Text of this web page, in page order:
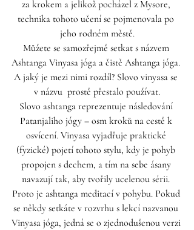
za krokem a jelikož pocházel z Mysore,
technika tohoto učení se pojmenovala po
jeho rodném městě.
Můžete se samozřejmě setkat s názvem
Ashtanga Vinyasa jóga a čistě Ashtanga jóga.
A jaký je mezi nimi rozdíl? Slovo vinyasa se
v názvu  prostě přestalo používat.
Slovo ashtanga reprezentuje následování
Patanjaliho jógy – osm kroků na cestě k
osvícení. Vinyasa vyjadřuje praktické
(fyzické) pojetí tohoto stylu, kdy je pohyb
propojen s dechem, a tím na sebe ásany
navazují tak, aby tvořily ucelenou sérii.
Proto je ashtanga meditací v pohybu. Pokud
se někdy setkáte v rozvrhu s lekcí nazvanou
Vinyasa jóga, jedná se o zjednodušenou verzi